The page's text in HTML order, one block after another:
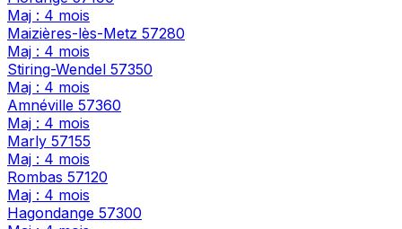
Maj : 4 mois
Maizières-lès-Metz 57280
Maj : 4 mois
Stiring-Wendel 57350
Maj : 4 mois
Amnéville 57360
Maj : 4 mois
Marly 57155
Maj : 4 mois
Rombas 57120
Maj : 4 mois
Hagondange 57300